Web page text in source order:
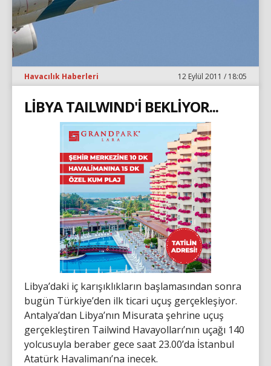
Havacılık Haberleri 12 Eylül 2011 / 18:05
LİBYA TAILWIND'İ BEKLİYOR...
Libya’daki iç karışıklıkların başlamasından sonra
bugün Türkiye’den ilk ticari uçuş gerçekleşiyor.
Antalya’dan Libya’nın Misurata şehrine uçuş
gerçekleştiren Tailwind Havayolları’nın uçağı 140
yolcusuyla beraber gece saat 23.00’da İstanbul
Atatürk Havalimanı’na inecek.